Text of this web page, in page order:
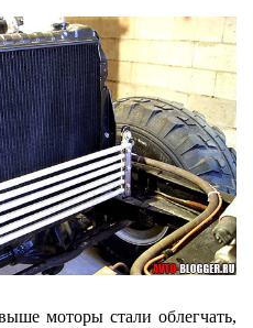
моторы стали облегчать,